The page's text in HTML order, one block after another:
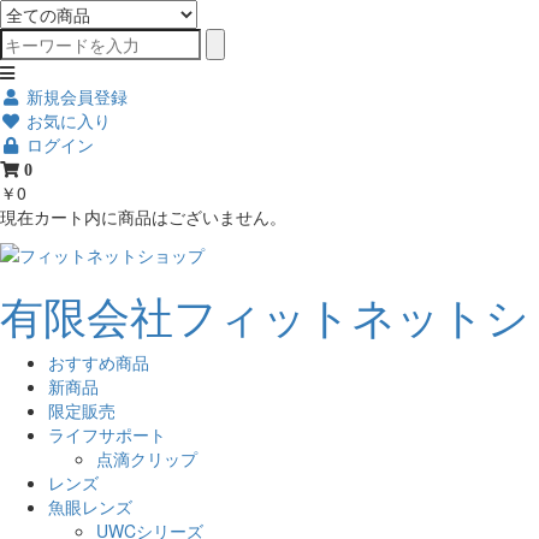
新規会員登録
お気に入り
ログイン
0
￥0
現在カート内に商品はございません。
有限会社フィットネット
おすすめ商品
新商品
限定販売
ライフサポート
点滴クリップ
レンズ
魚眼レンズ
UWCシリーズ